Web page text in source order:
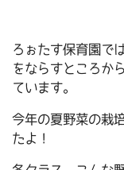
ろぉたす保育園で
をならすところか
ています。
今年の夏野菜の栽
たよ！